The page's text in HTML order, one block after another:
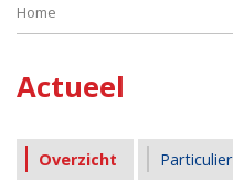
Home
Actueel
Overzicht Particulier